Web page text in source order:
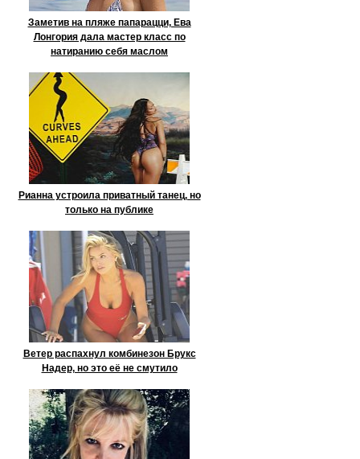
Заметив на пляже папарацци, Ева
Лонгория дала мастер класс по
натиранию себя маслом
Рианна устроила приватный танец, но
только на публике
Ветер распахнул комбинезон Брукс
Надер, но это её не смутило